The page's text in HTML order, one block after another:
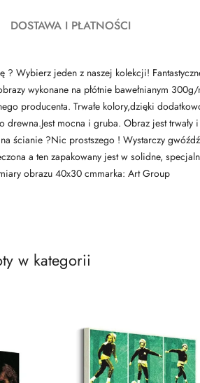
DOSTAWA I PŁATNOŚCI
Wybierz jeden z naszej kolekcji!
wykonane na płótnie bawełnianym
producenta. Trwałe kolory,dzięki
mocna i gruba. Obraz jest
ścianie ?Nic prostszego ! Wystarczy
a ten zapakowany jest w solidne,
obrazu 40x30 cmmarka: Art Group
w kategorii